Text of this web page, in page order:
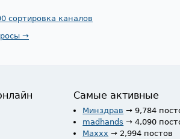
сортировка каналов
→
Самые активные
Минздрав → 9,784
madhands → 4,090
Maxxx → 2,994 постов